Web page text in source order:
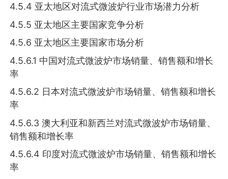
4.5.4 亚太地区对流式微波炉行业市场潜力分析
4.5.5 亚太地区主要国家竞争分析
4.5.6 亚太地区主要国家市场分析
4.5.6.1 中国对流式微波炉市场销量、销售额和增长
率
4.5.6.2 日本对流式微波炉市场销量、销售额和增长
率
4.5.6.3 澳大利亚和新西兰对流式微波炉市场销量、
销售额和增长率
4.5.6.4 印度对流式微波炉市场销量、销售额和增长
率